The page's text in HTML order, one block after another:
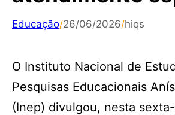
Educação/26/06/2026/hiqs
O Instituto Nacional de
Pesquisas Educacionais
(Inep) divulgou, nesta